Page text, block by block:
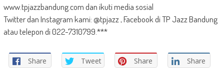
www.tpjazzbandung.com dan ikuti media sosial
Twitter dan Instagram kami: @tpjazz , Facebook di TP Jazz Bandung
atau telepon di 022-7310799.***
Share Tweet Share Share